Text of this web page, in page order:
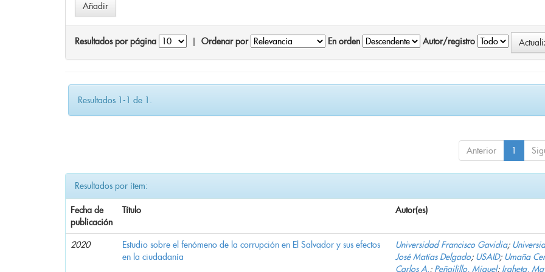
Resultados por página Ordenar por En orden Autor/registro
Resultados 1-1 de 1.
Anterior 1
Resultados por ítem:
Fecha de
publicación
Título Autor(es)
2020
Estudio sobre el fenómeno de la corrupción en El Salvador y sus efectos
en la ciudadanía
Universidad Francisco Gavidia;
José Matías Delgado; USAID; Umaña
Carlos A.; Peñailillo, Miguel; Iraheta,